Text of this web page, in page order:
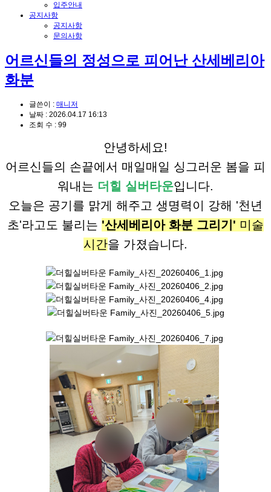
입주안내
공지사항
공지사항
문의사항
어르신들의 정성으로 피어난 산세베리아
화분
글쓴이 : 매니저
날짜 : 2026.04.17 16:13
조회 수 : 99
안녕하세요!
어르신들의 손끝에서 매일매일 싱그러운 봄을 피
워내는 더힐 실버타운입니다.
오늘은 공기를 맑게 해주고 생명력이 강해 '천년
초'라고도 불리는 '산세베리아 화분 그리기' 미술
시간을 가졌습니다.